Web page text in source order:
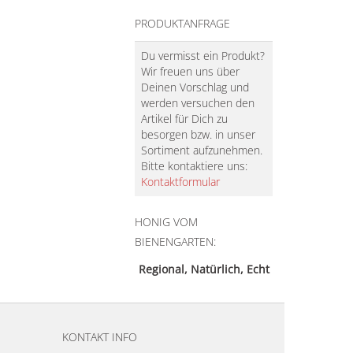
PRODUKTANFRAGE
Du vermisst ein Produkt?
Wir freuen uns über
Deinen Vorschlag und
werden versuchen den
Artikel für Dich zu
besorgen bzw. in unser
Sortiment aufzunehmen.
Bitte kontaktiere uns:
Kontaktformular
HONIG VOM
BIENENGARTEN:
Regional, Natürlich, Echt
KONTAKT INFO